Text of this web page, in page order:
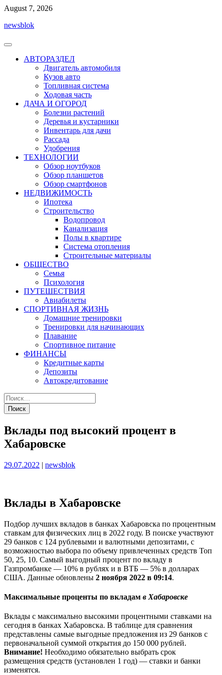
Перейти
содержимому
August 7, 2026
newsblok
АВТОРАЗДЕЛ
Двигатель автомобиля
Кузов авто
Топливная система
Ходовая часть
ДАЧА И ОГОРОД
Болезни растений
Деревья и кустарники
Инвентарь для дачи
Рассада
Удобрения
ТЕХНОЛОГИИ
Обзор ноутбуков
Обзор планшетов
Обзор смартфонов
НЕДВИЖИМОСТЬ
Ипотека
Строительство
Водопровод
Канализация
Полы в квартире
Система отопления
Строительные материалы
ОБЩЕСТВО
Семья
Психология
ПУТЕШЕСТВИЯ
Авиабилеты
СПОРТИВНАЯ ЖИЗНЬ
Домашние тренировки
Тренировки для начинающих
Плавание
Спортивное питание
ФИНАНСЫ
Кредитные карты
Депозиты
Автокредитование
Вклады под высокий процент в
Хабаровске
Опубликовано
29.07.2022 | Опубликовано
newsblok
Вклады в Хабаровске
Подбор лучших вкладов в банках Хабаровска по процентным
ставкам для физических лиц в 2022 году. В поиске участвуют
29 банков с 124 рублевыми и валютными депозитами, с
возможностью выбора по объему привлеченных средств Топ
50, 25, 10. Самый выгодный процент по вкладу в
Газпромбанке — 10% в рублях и в ВТБ — 5% в долларах
США. Данные обновлены 2 ноября 2022 в 09:14.
Максимальные проценты по вкладам в Хабаровске
Вклады с максимально высокими процентными ставками на
сегодня в банках Хабаровска. В таблице для сравнения
представлены самые выгодные предложения из 29 банков с
первоначальной суммой открытия до 150 000 рублей.
Внимание! Необходимо обязательно выбрать срок
размещения средств (установлен 1 год) — ставки и банки
изменятся.